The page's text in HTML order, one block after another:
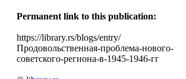
Permanent link to this publication:
https://library.rs/blogs/entry/
Продовольственная-проблема-нового-
советского-региона-в-1945-1946-гг